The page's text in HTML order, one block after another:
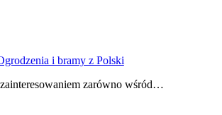
i bramy z Polski
zarówno wśród…